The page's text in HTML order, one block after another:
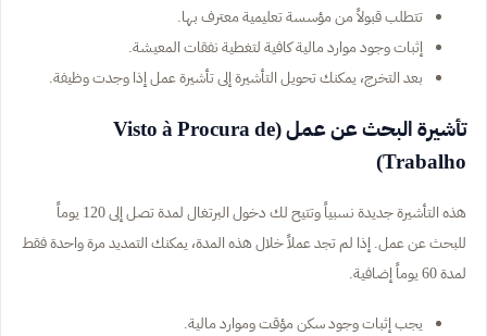
تتطلب قبولاً من مؤسسة تعليمية معترف بها.
إثبات وجود موارد مالية كافية لتغطية نفقات المعيشة.
بعد التخرج، يمكنك تحويل التأشيرة إلى تأشيرة عمل إذا وجدت وظيفة.
تأشيرة البحث عن عمل (Visto à Procura de
Trabalho)
هذه التأشيرة جديدة نسبياً وتتيح لك دخول البرتغال لمدة تصل إلى 120 يوماً
للبحث عن عمل. إذا لم تجد عملاً خلال هذه المدة، يمكنك التمديد مرة واحدة فقط
لمدة 60 يوماً إضافية.
يجب إثبات وجود سكن مؤقت وموارد مالية.